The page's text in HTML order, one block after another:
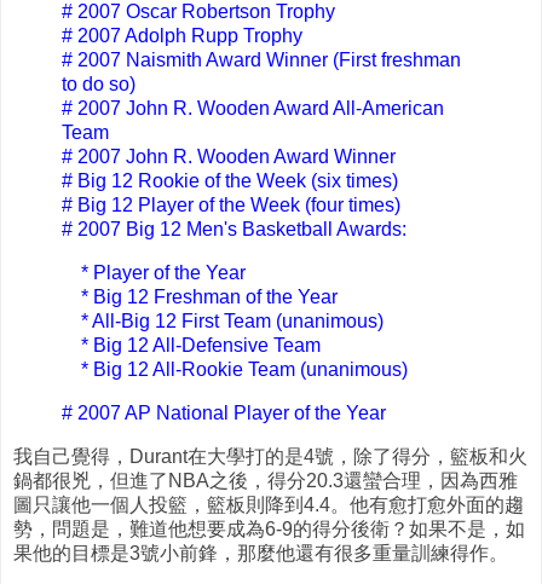
# 2007 Oscar Robertson Trophy
# 2007 Adolph Rupp Trophy
# 2007 Naismith Award Winner (First freshman
to do so)
# 2007 John R. Wooden Award All-American
Team
# 2007 John R. Wooden Award Winner
# Big 12 Rookie of the Week (six times)
# Big 12 Player of the Week (four times)
# 2007 Big 12 Men's Basketball Awards:
* Player of the Year
* Big 12 Freshman of the Year
* All-Big 12 First Team (unanimous)
* Big 12 All-Defensive Team
* Big 12 All-Rookie Team (unanimous)
# 2007 AP National Player of the Year
我自己覺得，Durant在大學打的是4號，除了得分，籃板和火
鍋都很兇，但進了NBA之後，得分20.3還蠻合理，因為西雅
圖只讓他一個人投籃，籃板則降到4.4。他有愈打愈外面的趨
勢，問題是，難道他想要成為6-9的得分後衛？如果不是，如
果他的目標是3號小前鋒，那麼他還有很多重量訓練得作。